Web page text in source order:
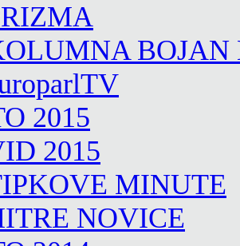
BOJAN
2015
2015
MINUTE
NOVICE